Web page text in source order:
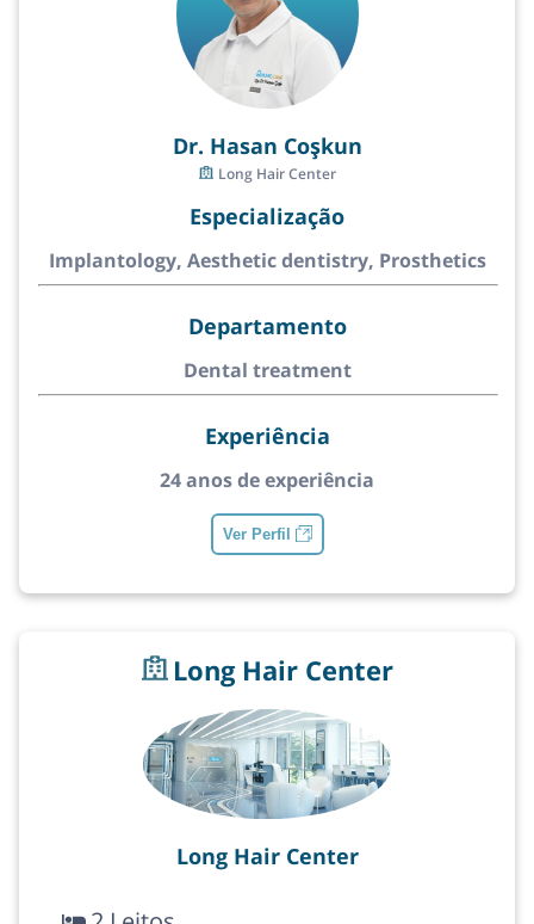
Dr. Hasan Coşkun
Long Hair Center
Especialização
Implantology, Aesthetic dentistry, Prosthetics
Departamento
Dental treatment
Experiência
24 anos de experiência
Ver Perfil
Long Hair Center
Long Hair Center